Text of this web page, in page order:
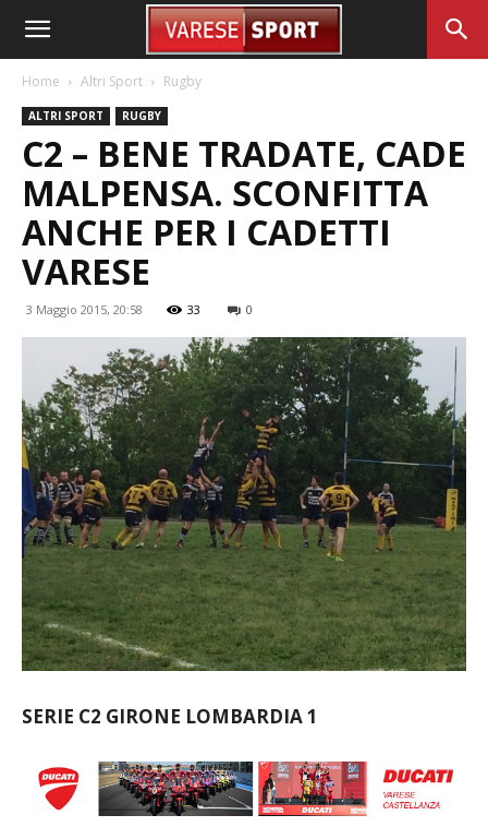
Home Altri Sport Rugby
ALTRI SPORT RUGBY
C2 – BENE TRADATE, CADE
MALPENSA. SCONFITTA
ANCHE PER I CADETTI
VARESE
3 Maggio 2015, 20:58 33 0
SERIE C2 GIRONE LOMBARDIA 1